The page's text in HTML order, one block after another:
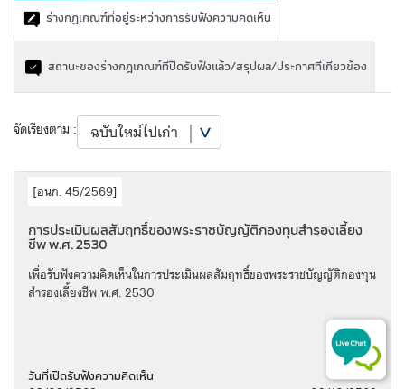
ร่างกฎเกณฑ์ที่อยู่ระหว่างการรับฟังความคิดเห็น
สถานะของร่างกฎเกณฑ์ที่ปิดรับฟังแล้ว/สรุปผล/ประกาศที่เกี่ยวข้อง
จัดเรียงตาม :
[อนก. 45/2569]
การประเมินผลสัมฤทธิ์ของพระราชบัญญัติกองทุนสำรองเลี้ยง
ชีพ พ.ศ. 2530
เพื่อรับฟังความคิดเห็นในการประเมินผลสัมฤทธิ์ของพระราชบัญญัติกองทุน
สำรองเลี้ยงชีพ พ.ศ. 2530
วันที่เปิดรับฟังความคิดเห็น